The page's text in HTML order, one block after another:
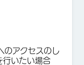
のアクセスのし
行いたい場合